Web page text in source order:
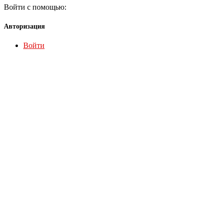
Войти с помощью:
Авторизация
Войти